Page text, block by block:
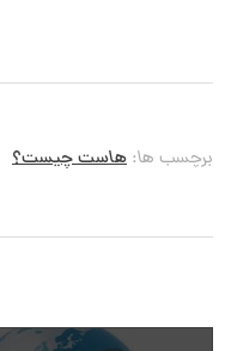
برچسب ها: هاست چیست؟